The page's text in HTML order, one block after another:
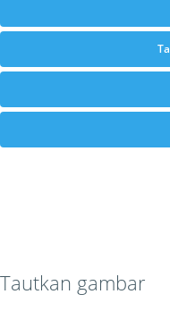
Tautkan gambar